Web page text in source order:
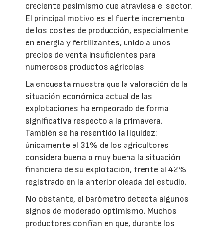
creciente pesimismo que atraviesa el sector.
El principal motivo es el fuerte incremento
de los costes de producción, especialmente
en energía y fertilizantes, unido a unos
precios de venta insuficientes para
numerosos productos agrícolas.
La encuesta muestra que la valoración de la
situación económica actual de las
explotaciones ha empeorado de forma
significativa respecto a la primavera.
También se ha resentido la liquidez:
únicamente el 31% de los agricultores
considera buena o muy buena la situación
financiera de su explotación, frente al 42%
registrado en la anterior oleada del estudio.
No obstante, el barómetro detecta algunos
signos de moderado optimismo. Muchos
productores confían en que, durante los